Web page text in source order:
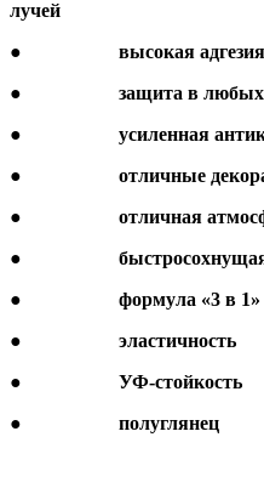
лучей
● высокая
● защита в любых
● усиленная
● отличные
● отличная
●
● формула «3 в 1»
● эластичность
● УФ-стойкость
● полуглянец